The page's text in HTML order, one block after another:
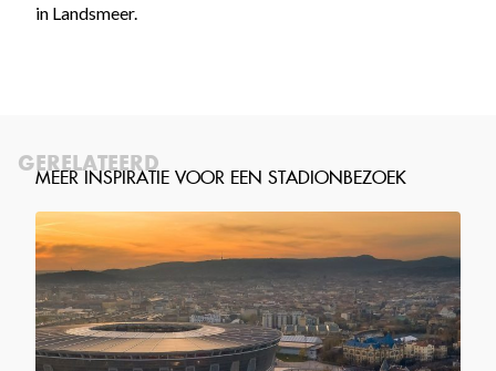
in Landsmeer.
GERELATEERD